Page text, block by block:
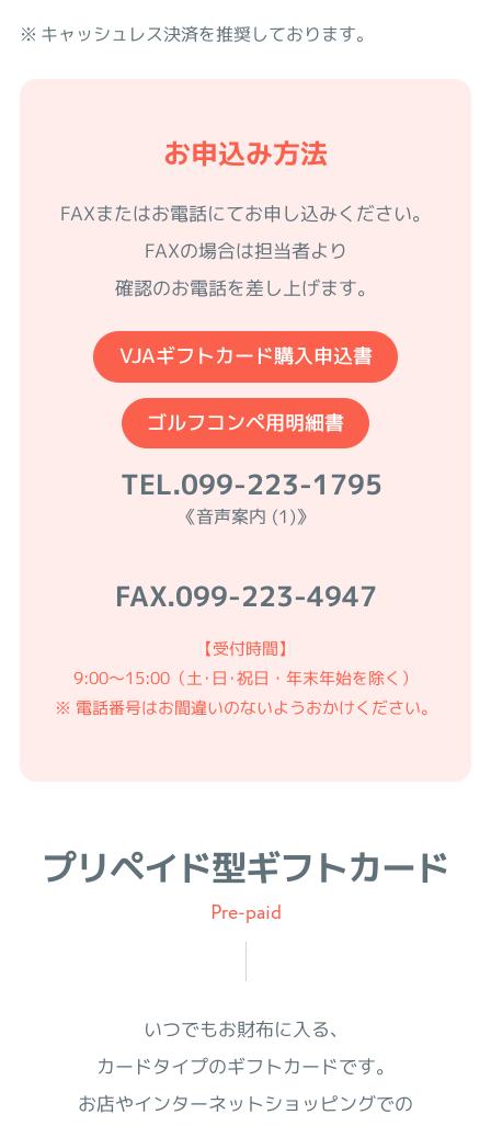
キャッシュレス決済を推奨しております。
お申込み方法
FAXまたはお電話にてお申し込みください。
FAXの場合は担当者より
確認のお電話を差し上げます。
VJAギフトカード購入申込書
ゴルフコンペ用明細書
TEL.099-223-1795
《音声案内 (1)》
FAX.099-223-4947
【受付時間】
9:00〜15:00（土･日･祝日・年末年始を除く）
※ 電話番号はお間違いのないようおかけください。
プリペイド型ギフトカード
Pre-paid
いつでもお財布に入る、
カードタイプのギフトカードです。
お店やインターネットショッピングでの